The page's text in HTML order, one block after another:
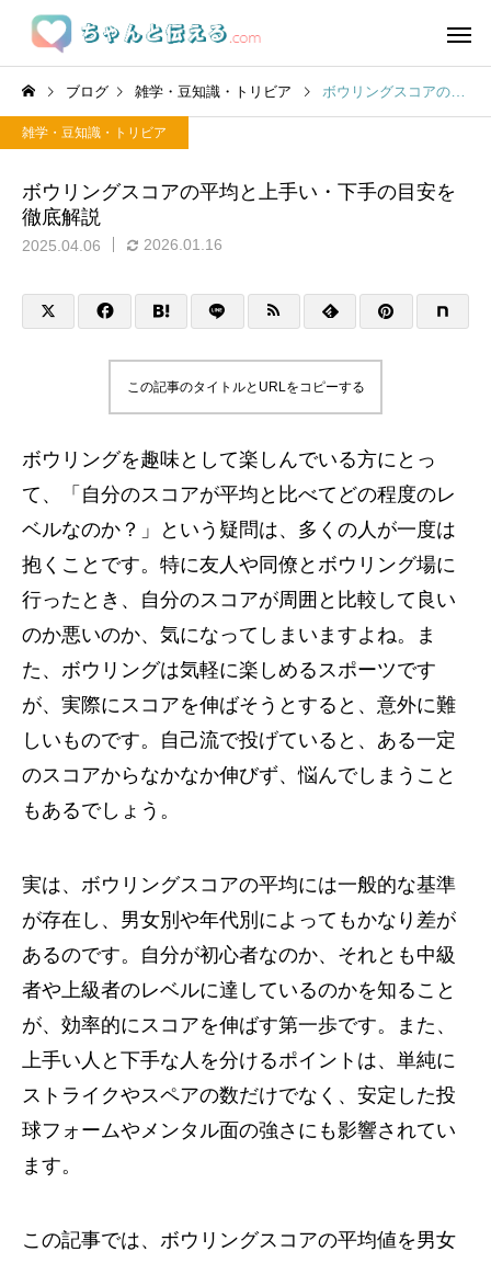
ブログ 雑学・豆知識・トリビア ボウリングスコアの平均と上手い・下手の目安を徹底解説
雑学・豆知識・トリビア
ボウリングスコアの平均と上手い・下手の目安を
徹底解説
2025.04.06 2026.01.16
この記事のタイトルとURLをコピーする
ボウリングを趣味として楽しんでいる方にとっ
て、「自分のスコアが平均と比べてどの程度のレ
ベルなのか？」という疑問は、多くの人が一度は
抱くことです。特に友人や同僚とボウリング場に
行ったとき、自分のスコアが周囲と比較して良い
のか悪いのか、気になってしまいますよね。ま
た、ボウリングは気軽に楽しめるスポーツです
が、実際にスコアを伸ばそうとすると、意外に難
しいものです。自己流で投げていると、ある一定
のスコアからなかなか伸びず、悩んでしまうこと
もあるでしょう。
実は、ボウリングスコアの平均には一般的な基準
が存在し、男女別や年代別によってもかなり差が
あるのです。自分が初心者なのか、それとも中級
者や上級者のレベルに達しているのかを知ること
が、効率的にスコアを伸ばす第一歩です。また、
上手い人と下手な人を分けるポイントは、単純に
ストライクやスペアの数だけでなく、安定した投
球フォームやメンタル面の強さにも影響されてい
ます。
この記事では、ボウリングスコアの平均値を男女